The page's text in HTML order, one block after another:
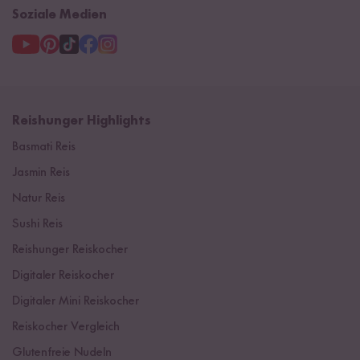
Soziale Medien
Reishunger Highlights
Basmati Reis
Jasmin Reis
Natur Reis
Sushi Reis
Reishunger Reiskocher
Digitaler Reiskocher
Digitaler Mini Reiskocher
Reiskocher Vergleich
Glutenfreie Nudeln